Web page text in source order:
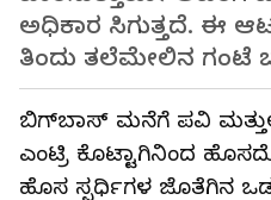
ಅಧಿಕಾರ ಸಿಗುತ್ತದೆ. ಈ
ತಿಂದು ತಲೆಮೇಲಿನ ಗಂಟೆ
ಬಿಗ್‌ಬಾಸ್ ಮನೆಗೆ ಪವಿ
ಎಂಟ್ರಿ ಕೊಟ್ಟಾಗಿನಿಂದ
ಹೊಸ ಸ್ಪರ್ಧಿಗಳ ಜೊತೆಗಿನ